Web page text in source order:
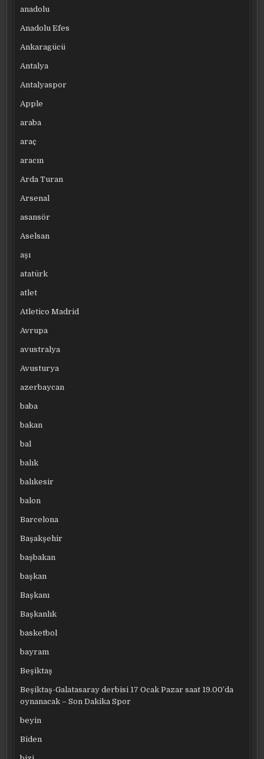
anadolu
Anadolu Efes
Ankaragücü
Antalya
Antalyaspor
Apple
araba
araç
aracın
Arda Turan
Arsenal
asansör
Aselsan
aşı
atatürk
atlet
Atletico Madrid
Avrupa
avustralya
Avusturya
azerbaycan
baba
bakan
bal
balık
balıkesir
balon
Barcelona
Başakşehir
başbakan
başkan
Başkanı
Başkanlık
basketbol
bayram
Beşiktaş
Beşiktaş-Galatasaray derbisi 17 Ocak Pazar saat 19.00’da
oynanacak – Son Dakika Spor
beyin
Biden